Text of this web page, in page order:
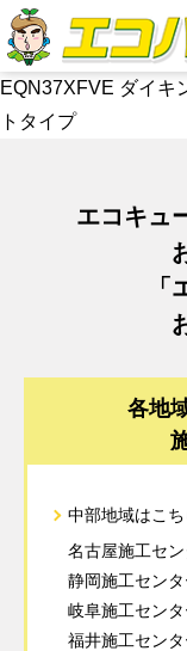
EQN37XFVE ダイキ
トタイプ
エコキュ
各地
中部地域はこち
名古屋施工セ
静岡施工センタ
岐阜施工センタ
福井施工センタ